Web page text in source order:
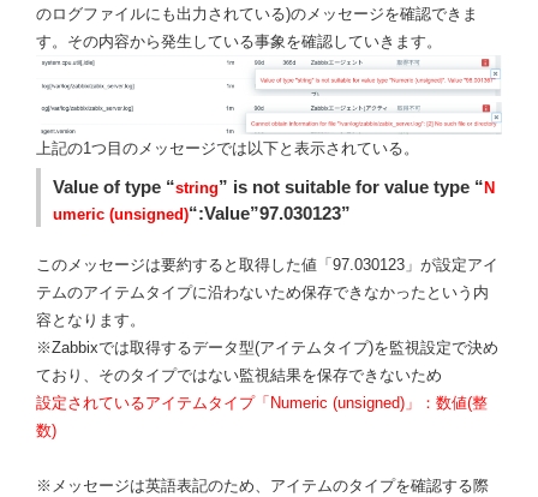
のログファイルにも出力されている)のメッセージを確認できま
す。その内容から発生している事象を確認していきます。
上記の1つ目のメッセージでは以下と表示されている。
Value of type “string” is not suitable for value type “ N
umeric (unsigned)“:Value”97.030123”
このメッセージは要約すると取得した値「97.030123」が設定アイ
テムのアイテムタイプに沿わないため保存できなかったという内
容となります。
※Zabbixでは取得するデータ型(アイテムタイプ)を監視設定で決め
ており、そのタイプではない監視結果を保存できないため
設定されているアイテムタイプ「Numeric (unsigned)」：数値(整
数)
※メッセージは英語表記のため、アイテムのタイプを確認する際